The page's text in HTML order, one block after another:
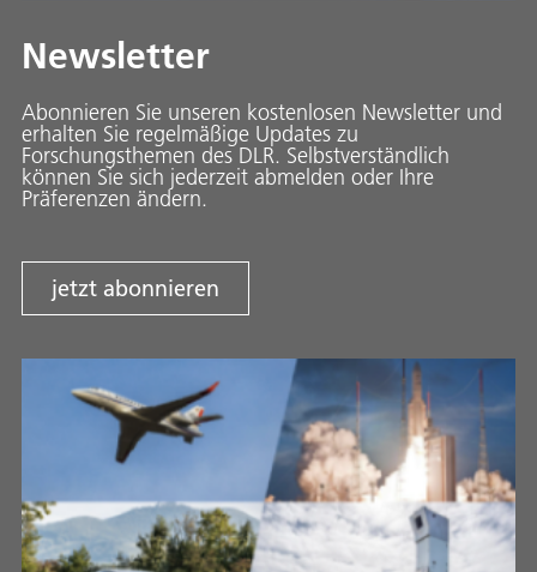
Newsletter
Abonnieren Sie unseren kostenlosen Newsletter und
erhalten Sie regelmäßige Updates zu
Forschungsthemen des DLR. Selbstverständlich
können Sie sich jederzeit abmelden oder Ihre
Präferenzen ändern.
jetzt abonnieren